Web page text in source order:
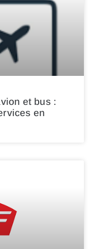
et bus :
en